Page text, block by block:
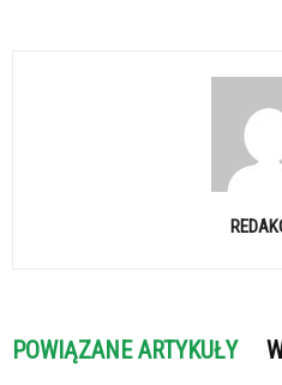
POWIĄZANE ARTYKUŁY